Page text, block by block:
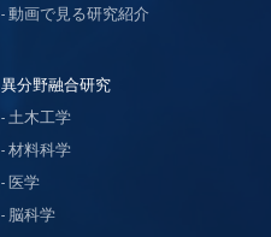
動画で見る研究紹介
異分野融合研究
土木工学
材料科学
医学
脳科学